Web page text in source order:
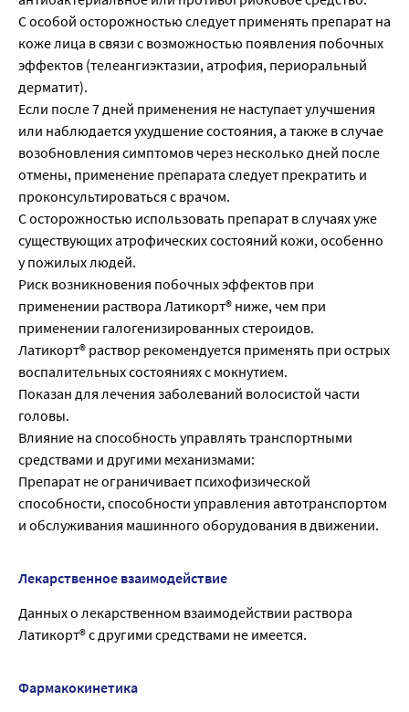
С особой осторожностью следует применять препарат на
коже лица в связи с возможностью появления побочных
эффектов (телеангиэктазии, атрофия, периоральный
дерматит).
Если после 7 дней применения не наступает улучшения
или наблюдается ухудшение состояния, а также в случае
возобновления симптомов через несколько дней после
отмены, применение препарата следует прекратить и
проконсультироваться с врачом.
С осторожностью использовать препарат в случаях уже
существующих атрофических состояний кожи, особенно
у пожилых людей.
Риск возникновения побочных эффектов при
применении раствора Латикорт® ниже, чем при
применении галогенизированных стероидов.
Латикорт® раствор рекомендуется применять при острых
воспалительных состояниях с мокнутием.
Показан для лечения заболеваний волосистой части
головы.
Влияние на способность управлять транспортными
средствами и другими механизмами:
Препарат не ограничивает психофизической
способности, способности управления автотранспортом
и обслуживания машинного оборудования в движении.
Лекарственное взаимодействие
Данных о лекарственном взаимодействии раствора
Латикорт® с другими средствами не имеется.
Фармакокинетика